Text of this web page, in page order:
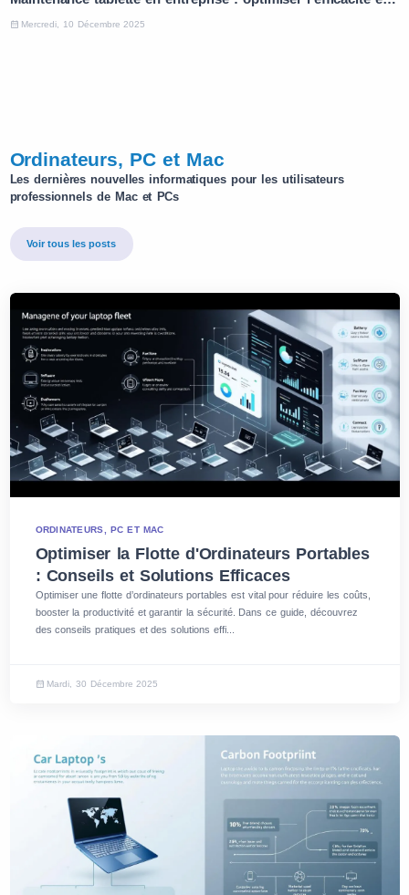
Mercredi, 10 Décembre 2025
Ordinateurs, PC et Mac
Les dernières nouvelles informatiques pour les utilisateurs
professionnels de Mac et PCs
Voir tous les posts
ORDINATEURS, PC ET MAC
Optimiser la Flotte d'Ordinateurs Portables
: Conseils et Solutions Efficaces
Optimiser une flotte d’ordinateurs portables est vital pour réduire les coûts,
booster la productivité et garantir la sécurité. Dans ce guide, découvrez
des conseils pratiques et des solutions effi...
Mardi, 30 Décembre 2025